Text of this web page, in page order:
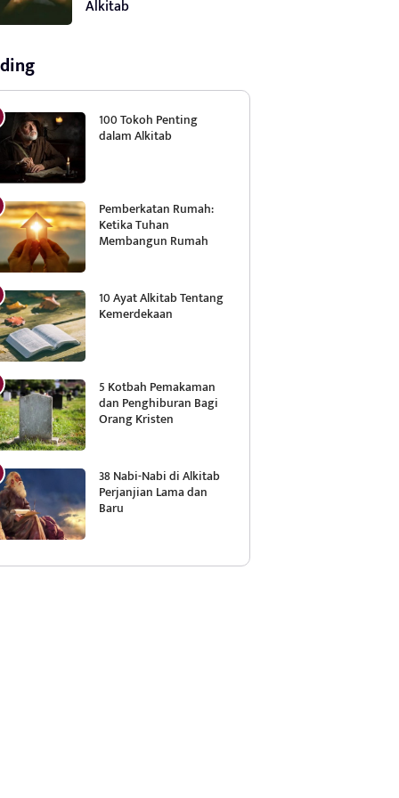
Alkitab
100 Tokoh Penting
dalam Alkitab
Pemberkatan Rumah:
Ketika Tuhan
Membangun Rumah
10 Ayat Alkitab Tentang
Kemerdekaan
5 Kotbah Pemakaman
dan Penghiburan Bagi
Orang Kristen
38 Nabi-Nabi di Alkitab
Perjanjian Lama dan
Baru